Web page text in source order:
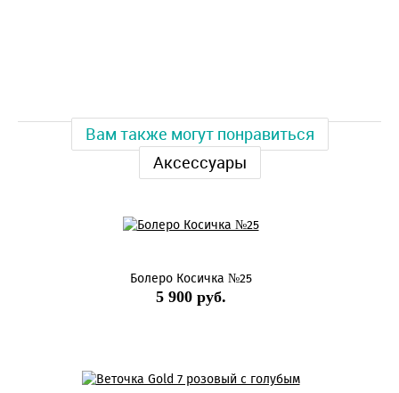
Вам также могут понравиться
Аксессуары
Болеро Косичка №25
5 900 руб.